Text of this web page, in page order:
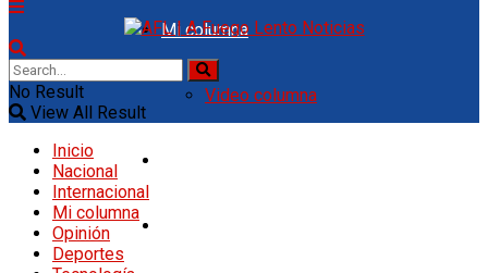
Mi columna
Video columna
No Result
View All Result
Inicio
Nacional
Internacional
Mi columna
Opinión
Deportes